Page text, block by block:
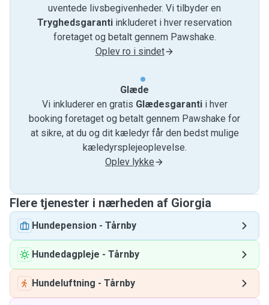
uventede livsbegivenheder. Vi tilbyder en
Tryghedsgaranti inkluderet i hver reservation
foretaget og betalt gennem Pawshake.
Oplev ro i sindet
Glæde
Vi inkluderer en gratis Glædesgarantii hver
booking foretaget og betalt gennem Pawshake for
at sikre, at du og dit kæledyr får den bedst mulige
kæledyrsplejeoplevelse.
Oplev lykke
Flere tjenester i nærheden af ​​Giorgia
Hundepension - Tårnby
Hundedagpleje - Tårnby
Hundeluftning - Tårnby